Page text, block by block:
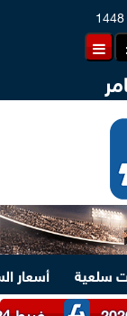
سلعية
أسعار